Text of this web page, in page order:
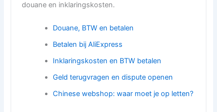
douane en inklaringskosten.
Douane, BTW en betalen
Betalen bij AliExpress
Inklaringskosten en BTW betalen
Geld terugvragen en dispute openen
Chinese webshop: waar moet je op letten?